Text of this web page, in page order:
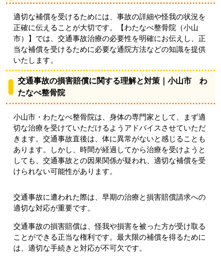
適切な補償を受けるためには、事故の詳細や怪我の状況を
正確に伝えることが大切です。【わたなべ整骨院（小山
市）】では、交通事故治療の必要性を明確にお伝えし、正
当な補償を受けるために必要な通院方法などの知識を提供
いたします。
交通事故の損害賠償に関する理解と対策｜小山市 わ
たなべ整骨院
小山市・わたなべ整骨院は、身体の専門家として、まず適
切な治療を受けていただけるようアドバイスさせていただ
きます。交通事故直後は、体に異常がないと感じることも
あります。しかし、時間が経過してから治療を受けようと
しても、交通事故との因果関係が疑われ、適切な補償を受
けられない可能性があります。
交通事故に遭われた際は、早期の治療と損害賠償請求への
適切な対応が重要です。
交通事故の損害賠償は、怪我や損害を被った方が受け取る
ことができる正当な権利です。最大限の補償を得るために
は、適切な手続きと対応が不可欠です。